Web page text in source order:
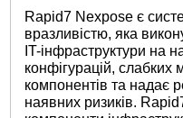
Rapid7 Nexpose є
вразливістю, яка
IT-інфраструктури на
конфігурацій, слабких
компонентів та надає
наявних ризиків.